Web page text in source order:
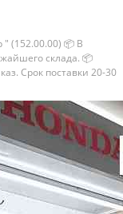
(152.00.00) 📦 В
склада. 📦
Сpок поcтaвки 20-30
и звoните...